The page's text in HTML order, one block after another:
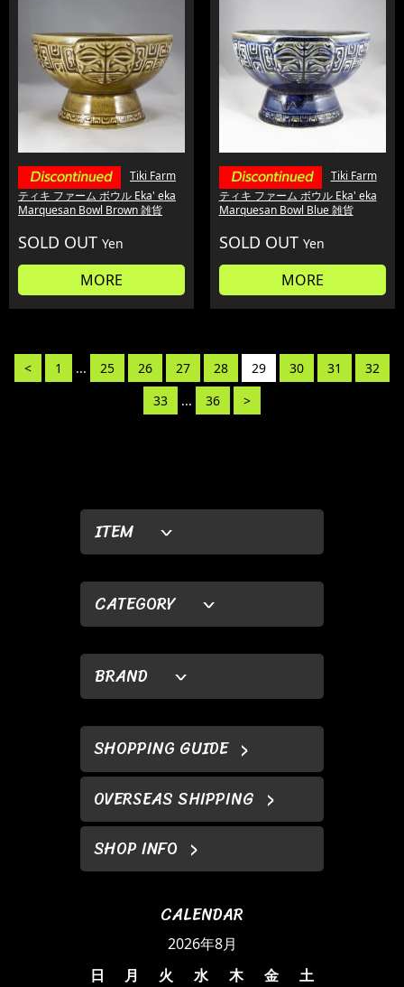
ITEM
CATEGORY
BRAND
SHOPPING GUIDE
OVERSEAS SHIPPING
SHOP INFO
CALENDAR
2026年8月
日
月 火 水 木 金 土
Tiki Farm
ティキ ファーム ボウル Eka' eka
Marquesan Bowl Brown 雑貨
SOLD OUT Yen
MORE
Tiki Farm
ティキ ファーム ボウル Eka' eka
Marquesan Bowl Blue 雑貨
SOLD OUT Yen
MORE
< 1 ... 25 26 27 28 29 30 31
32
33
... 36 >